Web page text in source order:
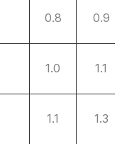
0.8 0.9
1.0 1.1
1.1 1.3